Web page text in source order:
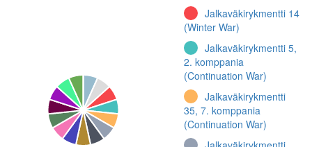
Jalkaväkirykmentti 14
(Winter War)
Jalkaväkirykmentti 5,
2. komppania
(Continuation War)
Jalkaväkirykmentti
35, 7. komppania
(Continuation War)